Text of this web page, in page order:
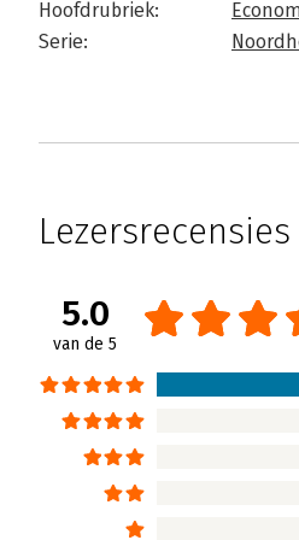
Hoofdrubriek:
Serie:
Lezersrecensies
5.0
van de 5